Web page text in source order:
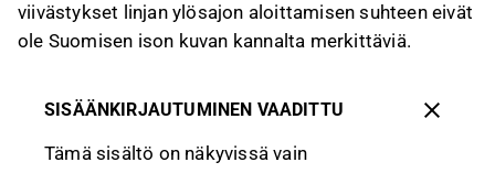
viivästykset linjan ylösajon aloittamisen suhteen eivät
ole Suomisen ison kuvan kannalta merkittäviä.
SISÄÄNKIRJAUTUMINEN VAADITTU
Tämä sisältö on näkyvissä vain